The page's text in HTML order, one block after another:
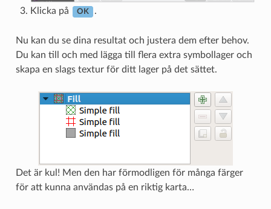
Klicka på OK .
Nu kan du se dina resultat och justera dem efter behov.
Du kan till och med lägga till flera extra symbollager och
skapa en slags textur för ditt lager på det sättet.
Det är kul! Men den har förmodligen för många färger
för att kunna användas på en riktig karta…